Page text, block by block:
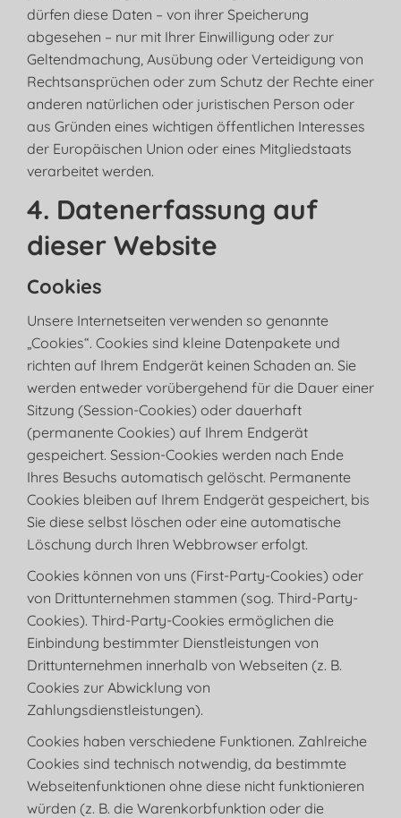
dürfen diese Daten – von ihrer Speicherung
abgesehen – nur mit Ihrer Einwilligung oder zur
Geltendmachung, Ausübung oder Verteidigung von
Rechtsansprüchen oder zum Schutz der Rechte einer
anderen natürlichen oder juristischen Person oder
aus Gründen eines wichtigen öffentlichen Interesses
der Europäischen Union oder eines Mitgliedstaats
verarbeitet werden.
4. Datenerfassung auf
dieser Website
Cookies
Unsere Internetseiten verwenden so genannte
„Cookies“. Cookies sind kleine Datenpakete und
richten auf Ihrem Endgerät keinen Schaden an. Sie
werden entweder vorübergehend für die Dauer einer
Sitzung (Session-Cookies) oder dauerhaft
(permanente Cookies) auf Ihrem Endgerät
gespeichert. Session-Cookies werden nach Ende
Ihres Besuchs automatisch gelöscht. Permanente
Cookies bleiben auf Ihrem Endgerät gespeichert, bis
Sie diese selbst löschen oder eine automatische
Löschung durch Ihren Webbrowser erfolgt.
Cookies können von uns (First-Party-Cookies) oder
von Drittunternehmen stammen (sog. Third-Party-
Cookies). Third-Party-Cookies ermöglichen die
Einbindung bestimmter Dienstleistungen von
Drittunternehmen innerhalb von Webseiten (z. B.
Cookies zur Abwicklung von
Zahlungsdienstleistungen).
Cookies haben verschiedene Funktionen. Zahlreiche
Cookies sind technisch notwendig, da bestimmte
Webseitenfunktionen ohne diese nicht funktionieren
würden (z. B. die Warenkorbfunktion oder die